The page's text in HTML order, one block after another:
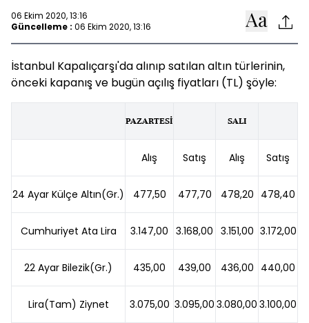
06 Ekim 2020, 13:16
Güncelleme : 06 Ekim 2020, 13:16
İstanbul Kapalıçarşı'da alınıp satılan altın türlerinin,
önceki kapanış ve bugün açılış fiyatları (TL) şöyle:
PAZARTESİ SALI
Alış Satış Alış Satış
24 Ayar Külçe Altın(Gr.) 477,50 477,70 478,20 478,40
Cumhuriyet Ata Lira 3.147,00 3.168,00 3.151,00 3.172,00
22 Ayar Bilezik(Gr.) 435,00 439,00 436,00 440,00
Lira(Tam) Ziynet 3.075,00 3.095,00 3.080,00 3.100,00